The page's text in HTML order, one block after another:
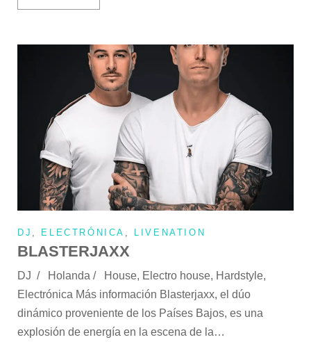
DJ , ELECTRÓNICA , LIVENATION
BLASTERJAXX
DJ / Holanda / House, Electro house, Hardstyle,
Electrónica Más información Blasterjaxx, el dúo
dinámico proveniente de los Países Bajos, es una
explosión de energía en la escena de la…